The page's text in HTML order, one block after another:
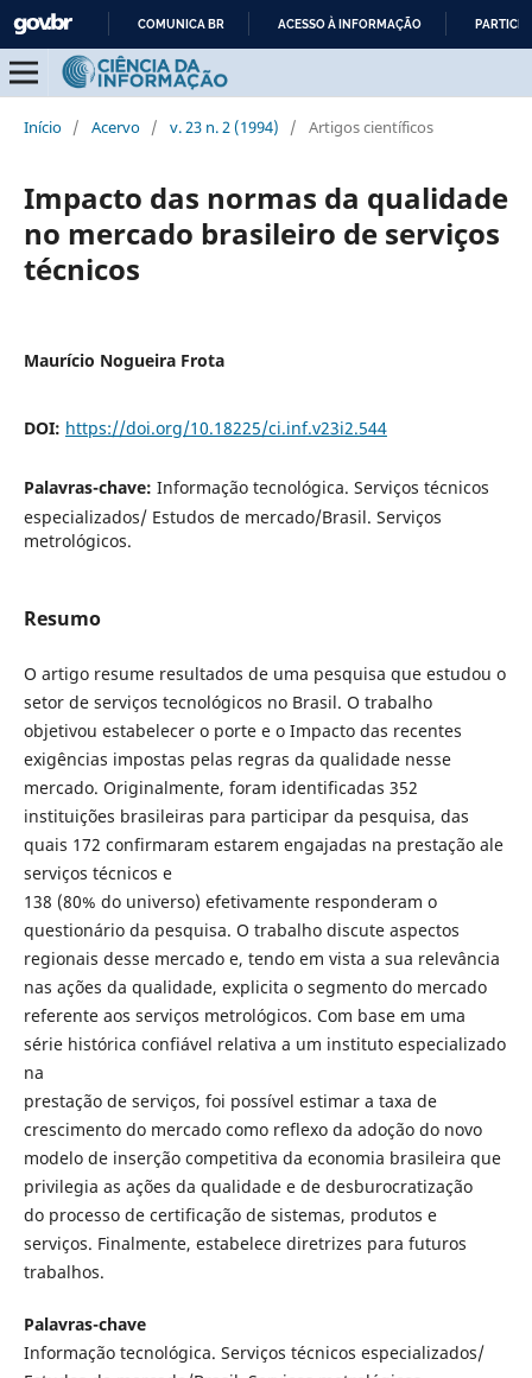
CONTEÚDO
COMUNICA BR ACESSO À INFORMAÇÃO
Início / Acervo / v. 23 n. 2 (1994) / Artigos científicos
Impacto das normas da qualidade
no mercado brasileiro de serviços
técnicos
Maurício Nogueira Frota
DOI: https://doi.org/10.18225/ci.inf.v23i2.544
Palavras-chave: Informação tecnológica. Serviços técnicos
especializados/ Estudos de mercado/Brasil. Serviços
metrológicos.
Resumo
O artigo resume resultados de uma pesquisa que estudou o
setor de serviços tecnológicos no Brasil. O trabalho
objetivou estabelecer o porte e o Impacto das recentes
exigências impostas pelas regras da qualidade nesse
mercado. Originalmente, foram identificadas 352
instituições brasileiras para participar da pesquisa, das
quais 172 confirmaram estarem engajadas na prestação ale
serviços técnicos e
138 (80% do universo) efetivamente responderam o
questionário da pesquisa. O trabalho discute aspectos
regionais desse mercado e, tendo em vista a sua relevância
nas ações da qualidade, explicita o segmento do mercado
referente aos serviços metrológicos. Com base em uma
série histórica confiável relativa a um instituto especializado
na
prestação de serviços, foi possível estimar a taxa de
crescimento do mercado como reflexo da adoção do novo
modelo de inserção competitiva da economia brasileira que
privilegia as ações da qualidade e de desburocratização
do processo de certificação de sistemas, produtos e
serviços. Finalmente, estabelece diretrizes para futuros
trabalhos.
Palavras-chave
Informação tecnológica. Serviços técnicos especializados/